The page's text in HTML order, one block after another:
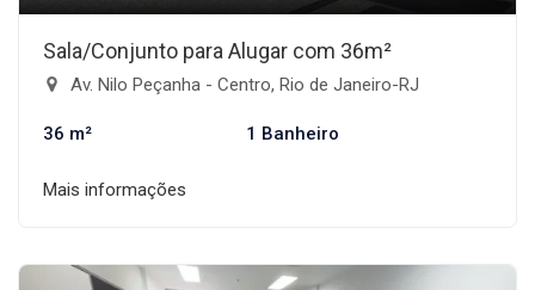
Sala/Conjunto para Alugar com 36m²
Av. Nilo Peçanha - Centro, Rio de Janeiro-RJ
36 m² 1 Banheiro
Mais informações